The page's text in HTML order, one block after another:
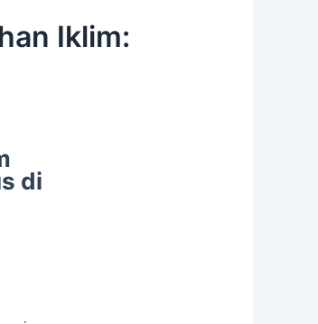
Iklim:
di